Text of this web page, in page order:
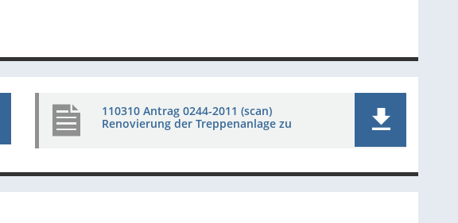
110310 Antrag 0244-2011 (scan)
Renovierung der Treppenanlage zu